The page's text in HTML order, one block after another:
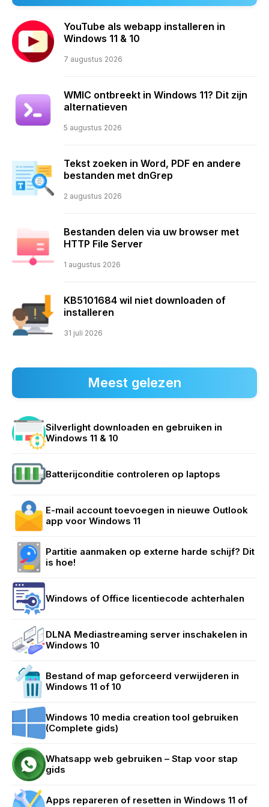
YouTube als webapp installeren in
Windows 11 & 10
7 augustus 2026
WMIC ontbreekt in Windows 11? Dit zijn
alternatieven
5 augustus 2026
Tekst zoeken in Word, PDF en andere
bestanden met dnGrep
2 augustus 2026
Bestanden delen via uw browser met
HTTP File Server
1 augustus 2026
KB5101684 wil niet downloaden of
installeren
31 juli 2026
Meest gelezen
Silverlight downloaden en gebruiken in
Windows 11 & 10
Batterijconditie controleren op laptops
E-mail account toevoegen in nieuwe Outlook
app voor Windows 11
Partitie aanmaken op externe harde schijf? Dit
is hoe!
Windows of Office licentiecode achterhalen
DLNA Mediastreaming server inschakelen in
Windows 10
Bestand of map geforceerd verwijderen in
Windows 11 of 10
Windows 10 media creation tool gebruiken
(Complete gids)
Whatsapp web gebruiken – Stap voor stap
gids
Apps repareren of resetten in Windows 11 of